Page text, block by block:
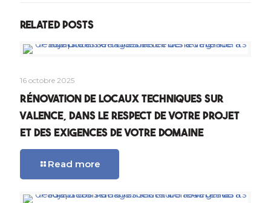
Related posts
16 octobre 2025
Rénovation de locaux techniques sur
Valence, dans le respect de votre projet
et des exigences de votre domaine
Read more